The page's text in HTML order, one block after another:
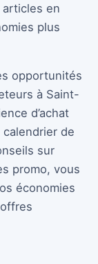
en
plus
opportunités
à Saint-
d’achat
de
sur
promo, vous
économies